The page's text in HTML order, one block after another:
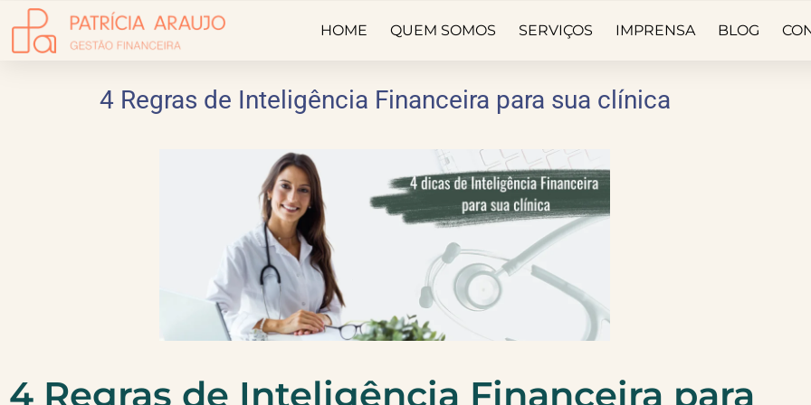
HOME QUEM SOMOS SERVIÇOS IMPRENSA BLOG
4 Regras de Inteligência Financeira para sua clínica
4 Regras de Inteligência Financeira para